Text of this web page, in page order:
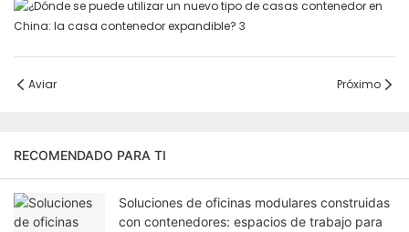
Aviar Próximo
RECOMENDADO PARA TI
Soluciones de oficinas modulares construidas
con contenedores: espacios de trabajo para